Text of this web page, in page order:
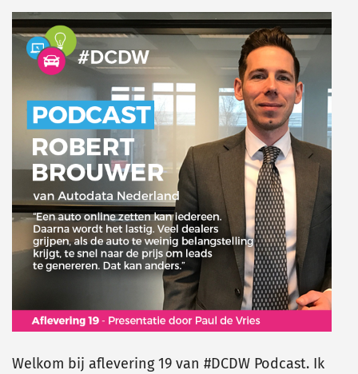
Welkom bij aflevering 19 van #DCDW Podcast. Ik